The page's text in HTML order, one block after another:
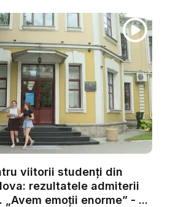
viitorii studenți din
rezultatele admiterii
emoții enorme” - ...